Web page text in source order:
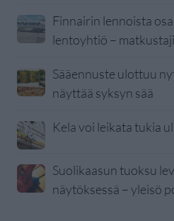
Finnairin lennoista
lentoyhtiö –
Sääennuste ulottuu
näyttää syksyn sää
Kela voi leikata tukia
Suolikaasun tuoksu
näytöksessä – yleisö